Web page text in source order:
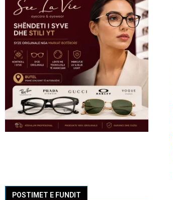
POSTIMET E FUNDIT